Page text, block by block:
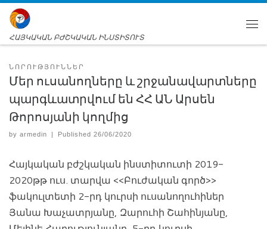
ՀԱՅԿԱԿԱՆ ԲԺՇԿԱԿԱՆ ԻՆՍՏԻՏՈՒՏ
ՆՈՐՈՒԹՅՈՒՆՆԵՐ
Մեր ուսանողները և շրջանավարտները
պարգևատրվում են ՀՀ ԱՆ Արսեն
Թորոսյանի կողմից
by armedin | Published26/06/2020
Հայկական բժշկական ինստիտուտի 2019-
2020թթ ուս. տարվա <<Բուժական գործ>>
ֆակուլտետի 2-րդ կուրսի ուսանողուհիներ
Յանա Խաչատրյանը, Զարուհի Շահինյանը,